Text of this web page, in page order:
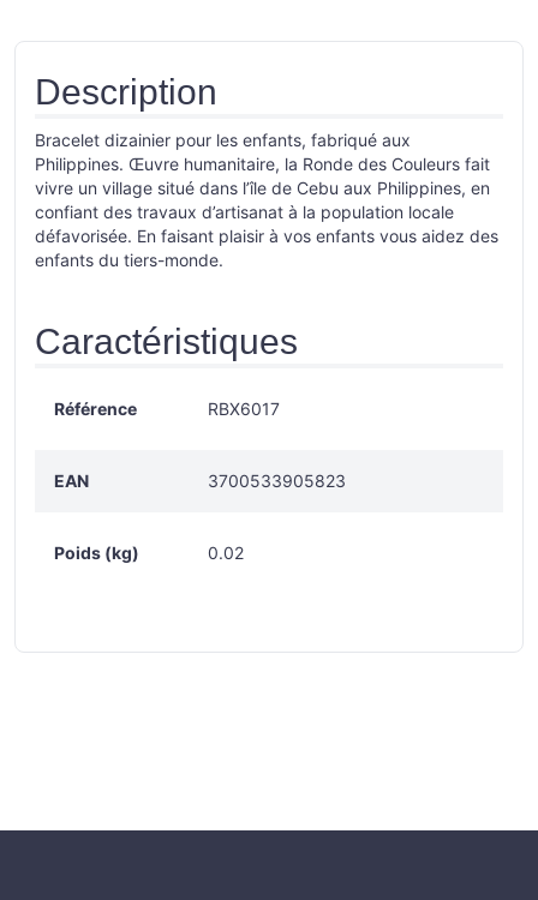
Description
Bracelet dizainier pour les enfants, fabriqué aux
Philippines. Œuvre humanitaire, la Ronde des Couleurs fait
vivre un village situé dans l’île de Cebu aux Philippines, en
confiant des travaux d’artisanat à la population locale
défavorisée. En faisant plaisir à vos enfants vous aidez des
enfants du tiers-monde.
Caractéristiques
Référence RBX6017
EAN 3700533905823
Poids (kg) 0.02